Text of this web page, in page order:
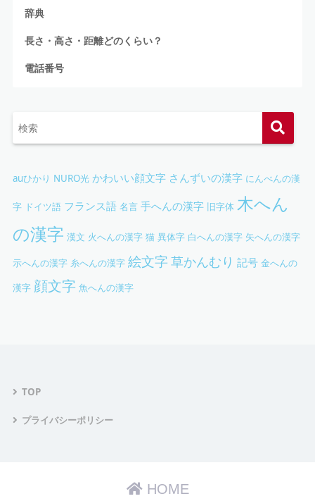
辞典
長さ・高さ・距離どのくらい？
電話番号
auひかり NURO光 かわいい顔文字 さんずいの漢字 にんべんの漢
字 ドイツ語 フランス語 名言 手へんの漢字 旧字体 木へん
の漢字 漢文 火へんの漢字 猫 異体字 白へんの漢字 矢へんの漢字
示へんの漢字 糸へんの漢字 絵文字草かんむり 記号 金へんの
漢字 顔文字 魚へんの漢字
TOP
プライバシーポリシー
HOME